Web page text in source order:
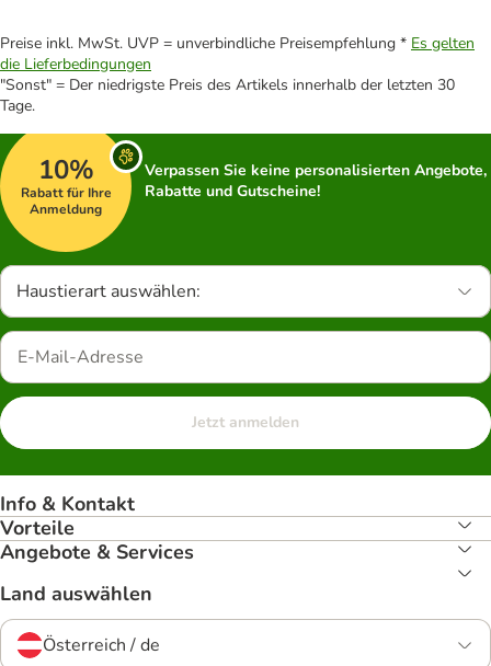
Preise inkl. MwSt. UVP = unverbindliche Preisempfehlung * Es gelten
die Lieferbedingungen
"Sonst" = Der niedrigste Preis des Artikels innerhalb der letzten 30
Tage.
10%
Rabatt für Ihre
Anmeldung
Verpassen Sie keine personalisierten Angebote,
Rabatte und Gutscheine!
Haustierart auswählen:
Jetzt anmelden
Info & Kontakt
Vorteile
Angebote & Services
Land auswählen
Österreich / de